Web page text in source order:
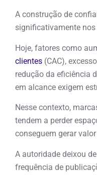
A construção de
significativamente
Hoje, fatores como
clientes (CAC),
redução da eficiência
em alcance exigem
Nesse contexto,
tendem a perder
conseguem gerar
A autoridade deixou
frequência de